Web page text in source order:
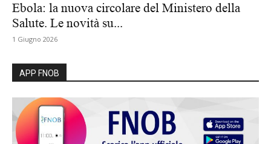
Ebola: la nuova circolare del Ministero della
Salute. Le novità su...
1 Giugno 2026
APP FNOB